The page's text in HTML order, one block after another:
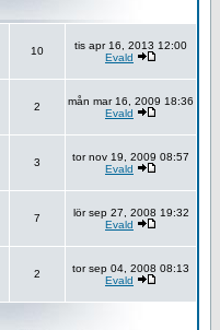
10
tis apr 16, 2013 12:00
Evald
2
mån mar 16, 2009 18:36
Evald
3
tor nov 19, 2009 08:57
Evald
7
lör sep 27, 2008 19:32
Evald
2
tor sep 04, 2008 08:13
Evald